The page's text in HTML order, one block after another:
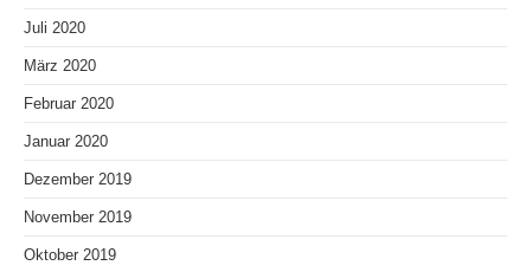
Juli 2020
März 2020
Februar 2020
Januar 2020
Dezember 2019
November 2019
Oktober 2019